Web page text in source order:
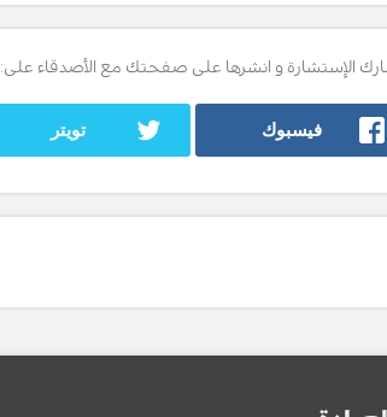
الإستشارة و انشرها على صفحتك مع الأصدقاء على:
فيسبوك تويتر